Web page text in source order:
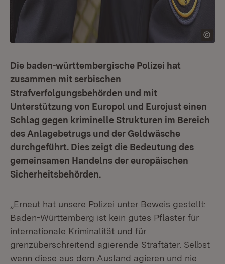
Die baden-württembergische Polizei hat
zusammen mit serbischen
Strafverfolgungsbehörden und mit
Unterstützung von Europol und Eurojust einen
Schlag gegen kriminelle Strukturen im Bereich
des Anlagebetrugs und der Geldwäsche
durchgeführt. Dies zeigt die Bedeutung des
gemeinsamen Handelns der europäischen
Sicherheitsbehörden.
„Erneut hat unsere Polizei unter Beweis gestellt:
Baden-Württemberg ist kein gutes Pflaster für
internationale Kriminalität und für
grenzüberschreitend agierende Straftäter. Selbst
wenn diese aus dem Ausland agieren und nie